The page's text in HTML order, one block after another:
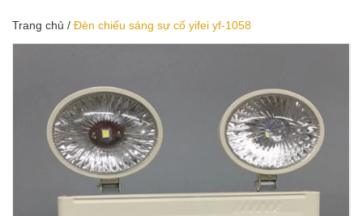
Trang chủ / Đèn chiếu sáng sự cố yifei yf-1058